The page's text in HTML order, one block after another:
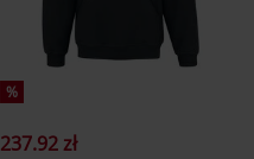
%
237.92 zł